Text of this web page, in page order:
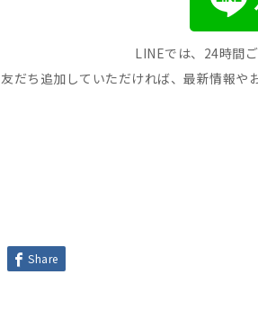
LINEでは、24時間
友だち追加していただければ、最新情報や
Share